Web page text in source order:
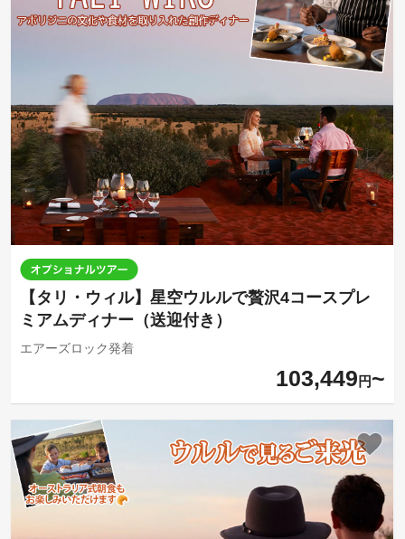
【タリ・ウィル】星空ウルルで贅沢4コースプレ
ミアムディナー（送迎付き）
エアーズロック発着
103,449 円